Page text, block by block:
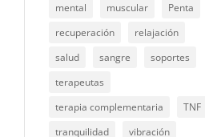
mental
muscular
Penta
recuperación
relajación
salud
sangre
soportes
terapeutas
terapia complementaria
TNF
tranquilidad
vibración